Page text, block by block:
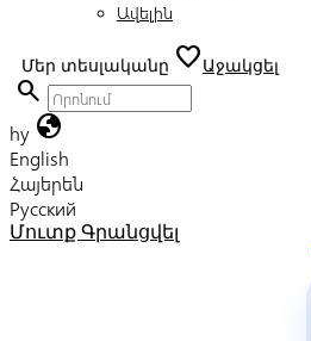
Ավելին
Մեր տեսլականը favoriteԱջակցել
search
hy globe
English
Հայերեն
Русский
Մուտք Գրանցվել